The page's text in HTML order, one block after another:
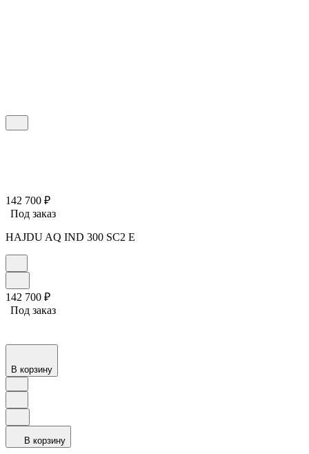
142 700 ₽
Под заказ
HAJDU AQ IND 300 SC2 E
142 700 ₽
Под заказ
В корзину
В корзину